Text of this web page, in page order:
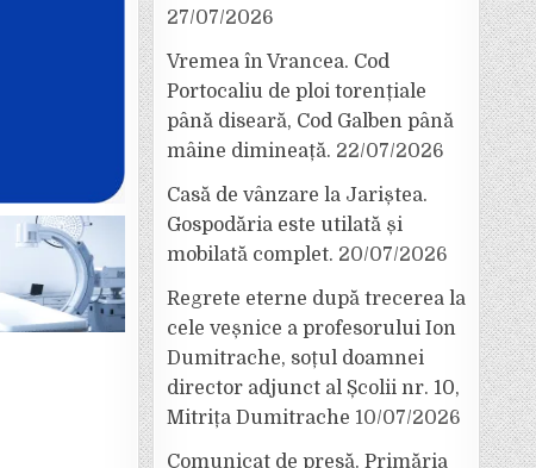
27/07/2026
Vremea în Vrancea. Cod
Portocaliu de ploi torențiale
până diseară, Cod Galben până
mâine dimineață. 22/07/2026
Casă de vânzare la Jariștea.
Gospodăria este utilată și
mobilată complet. 20/07/2026
Regrete eterne după trecerea la
cele veșnice a profesorului Ion
Dumitrache, soțul doamnei
director adjunct al Școlii nr. 10,
Mitrița Dumitrache 10/07/2026
Comunicat de presă. Primăria